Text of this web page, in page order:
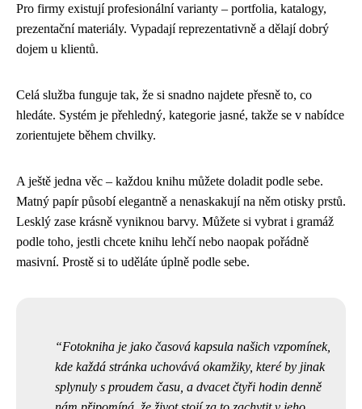
Pro firmy existují profesionální varianty – portfolia, katalogy,
prezentační materiály. Vypadají reprezentativně a dělají dobrý
dojem u klientů.
Celá služba funguje tak, že si snadno najdete přesně to, co
hledáte. Systém je přehledný, kategorie jasné, takže se v nabídce
zorientujete během chvilky.
A ještě jedna věc – každou knihu můžete doladit podle sebe.
Matný papír působí elegantně a nenaskakují na něm otisky prstů.
Lesklý zase krásně vyniknou barvy. Můžete si vybrat i gramáž
podle toho, jestli chcete knihu lehčí nebo naopak pořádně
masivní. Prostě si to uděláte úplně podle sebe.
Fotokniha je jako časová kapsula našich vzpomínek,
kde každá stránka uchovává okamžiky, které by jinak
splynuly s proudem času, a dvacet čtyři hodin denně